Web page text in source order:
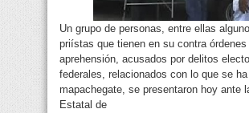
Un grupo de personas, entre ellas
priístas que tienen en su contra órdenes
aprehensión, acusados por delitos
federales, relacionados con lo que se ha
mapachegate, se presentaron hoy ante
Estatal de